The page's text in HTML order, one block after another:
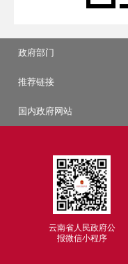
政府部门
推荐链接
国内政府网站
云南省人民政府公
报微信小程序